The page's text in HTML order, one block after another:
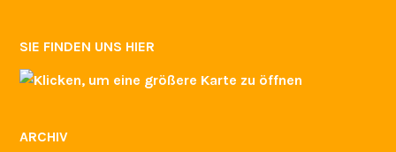
SIE FINDEN UNS HIER
ARCHIV